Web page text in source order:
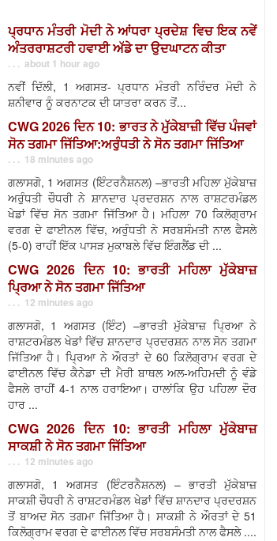
ਪ੍ਰਧਾਨ ਮੰਤਰੀ ਮੋਦੀ ਨੇ ਆਂਧਰਾ ਪ੍ਰਦੇਸ਼ ਵਿਚ ਇਕ ਨਵੇਂ
ਅੰਤਰਰਾਸ਼ਟਰੀ ਹਵਾਈ ਅੱਡੇ ਦਾ ਉਦਘਾਟਨ ਕੀਤਾ
. . . about 1 hour ago
ਨਵੀਂ ਦਿੱਲੀ, 1 ਅਗਸਤ- ਪ੍ਰਧਾਨ ਮੰਤਰੀ ਨਰਿੰਦਰ ਮੋਦੀ ਨੇ
ਸ਼ਨੀਵਾਰ ਨੂੰ ਕਰਨਾਟਕ ਦੀ ਯਾਤਰਾ ਕਰਨ ਤੋਂ...
CWG 2026 ਦਿਨ 10: ਭਾਰਤ ਨੇ ਮੁੱਕੇਬਾਜ਼ੀ ਵਿੱਚ ਪੰਜਵਾਂ
ਸੋਨ ਤਗਮਾ ਜਿੱਤਿਆ:ਅਰੁੰਧਤੀ ਨੇ ਸੋਨ ਤਗਮਾ ਜਿੱਤਿਆ
. . . 18 minutes ago
ਗਲਾਸਗੋ, 1 ਅਗਸਤ (ਇੰਟਰਨੈਸ਼ਨਲ) –ਭਾਰਤੀ ਮਹਿਲਾ ਮੁੱਕੇਬਾਜ਼
ਅਰੁੰਧਤੀ ਚੌਧਰੀ ਨੇ ਸ਼ਾਨਦਾਰ ਪ੍ਰਦਰਸ਼ਨ ਨਾਲ ਰਾਸ਼ਟਰਮੰਡਲ
ਖੇਡਾਂ ਵਿੱਚ ਸੋਨ ਤਗਮਾ ਜਿੱਤਿਆ ਹੈ। ਮਹਿਲਾ 70 ਕਿਲੋਗ੍ਰਾਮ
ਵਰਗ ਦੇ ਫਾਈਨਲ ਵਿੱਚ, ਅਰੁੰਧਤੀ ਨੇ ਸਰਬਸੰਮਤੀ ਨਾਲ ਫੈਸਲੇ
(5-0) ਰਾਹੀਂ ਇੱਕ ਪਾਸੜ ਮੁਕਾਬਲੇ ਵਿੱਚ ਇੰਗਲੈਂਡ ਦੀ ...
CWG 2026 ਦਿਨ 10: ਭਾਰਤੀ ਮਹਿਲਾ ਮੁੱਕੇਬਾਜ਼
ਪ੍ਰਿਆ ਨੇ ਸੋਨ ਤਗਮਾ ਜਿੱਤਿਆ
. . . 12 minutes ago
ਗਲਾਸਗੋ, 1 ਅਗਸਤ (ਇੰਟ) –ਭਾਰਤੀ ਮੁੱਕੇਬਾਜ਼ ਪ੍ਰਿਆ ਨੇ
ਰਾਸ਼ਟਰਮੰਡਲ ਖੇਡਾਂ ਵਿੱਚ ਸ਼ਾਨਦਾਰ ਪ੍ਰਦਰਸ਼ਨ ਨਾਲ ਸੋਨ ਤਗਮਾ
ਜਿੱਤਿਆ ਹੈ। ਪ੍ਰਿਆ ਨੇ ਔਰਤਾਂ ਦੇ 60 ਕਿਲੋਗ੍ਰਾਮ ਵਰਗ ਦੇ
ਫਾਈਨਲ ਵਿੱਚ ਕੈਨੇਡਾ ਦੀ ਮੈਰੀ ਬਾਥਲ ਅਲ-ਅਹਿਮਦੀ ਨੂੰ ਵੰਡੇ
ਫੈਸਲੇ ਰਾਹੀਂ 4-1 ਨਾਲ ਹਰਾਇਆ। ਹਾਲਾਂਕਿ ਉਹ ਪਹਿਲਾ ਦੌਰ
ਹਾਰ ...
CWG 2026 ਦਿਨ 10: ਭਾਰਤੀ ਮਹਿਲਾ ਮੁੱਕੇਬਾਜ਼
ਸਾਕਸ਼ੀ ਨੇ ਸੋਨ ਤਗਮਾ ਜਿੱਤਿਆ
. . . 12 minutes ago
ਗਲਾਸਗੋ, 1 ਅਗਸਤ (ਇੰਟਰਨੈਸ਼ਨਲ) – ਭਾਰਤੀ ਮੁੱਕੇਬਾਜ਼
ਸਾਕਸ਼ੀ ਚੌਧਰੀ ਨੇ ਰਾਸ਼ਟਰਮੰਡਲ ਖੇਡਾਂ ਵਿੱਚ ਸ਼ਾਨਦਾਰ ਪ੍ਰਦਰਸ਼ਨ
ਤੋਂ ਬਾਅਦ ਸੋਨ ਤਗਮਾ ਜਿੱਤਿਆ ਹੈ। ਸਾਕਸ਼ੀ ਨੇ ਔਰਤਾਂ ਦੇ 51
ਕਿਲੋਗ੍ਰਾਮ ਵਰਗ ਦੇ ਫਾਈਨਲ ਵਿੱਚ ਸਰਬਸੰਮਤੀ ਨਾਲ ਫੈਸਲੇ ....